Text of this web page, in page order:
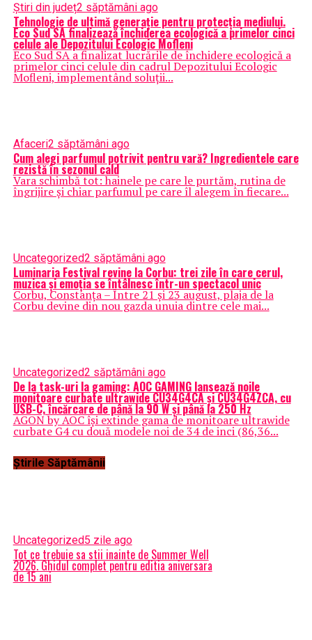
Știri din județ2 săptămâni ago
Tehnologie de ultimă generație pentru protecția mediului.
Eco Sud SA finalizează închiderea ecologică a primelor cinci
celule ale Depozitului Ecologic Mofleni
Eco Sud SA a finalizat lucrările de închidere ecologică a
primelor cinci celule din cadrul Depozitului Ecologic
Mofleni, implementând soluții...
Afaceri2 săptămâni ago
Cum alegi parfumul potrivit pentru vară? Ingredientele care
rezistă în sezonul cald
Vara schimbă tot: hainele pe care le purtăm, rutina de
îngrijire și chiar parfumul pe care îl alegem în fiecare...
Uncategorized2 săptămâni ago
Luminaria Festival revine la Corbu: trei zile în care cerul,
muzica și emoția se întâlnesc într-un spectacol unic
Corbu, Constanța – Între 21 și 23 august, plaja de la
Corbu devine din nou gazda unuia dintre cele mai...
Uncategorized2 săptămâni ago
De la task-uri la gaming: AOC GAMING lansează noile
monitoare curbate ultrawide CU34G4CA și CU34G4ZCA, cu
USB-C, încărcare de până la 90 W și până la 250 Hz
AGON by AOC își extinde gama de monitoare ultrawide
curbate G4 cu două modele noi de 34 de inci (86,36...
Știrile Săptămânii
Uncategorized5 zile ago
Tot ce trebuie sa stii inainte de Summer Well
2026. Ghidul complet pentru editia aniversara
de 15 ani